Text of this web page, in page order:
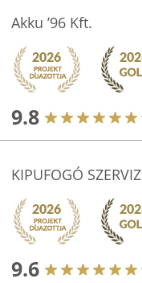
Akku ’96 Kft.
9.8
KIPUFOGÓ SZERVIZ
9.6